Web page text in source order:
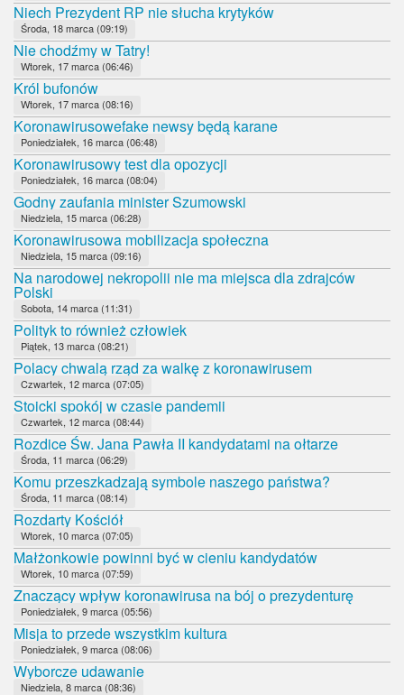
Niech Prezydent RP nie słucha krytyków
Środa, 18 marca (09:19)
Nie chodźmy w Tatry!
Wtorek, 17 marca (06:46)
Król bufonów
Wtorek, 17 marca (08:16)
Koronawirusowefake newsy będą karane
Poniedziałek, 16 marca (06:48)
Koronawirusowy test dla opozycji
Poniedziałek, 16 marca (08:04)
Godny zaufania minister Szumowski
Niedziela, 15 marca (06:28)
Koronawirusowa mobilizacja społeczna
Niedziela, 15 marca (09:16)
Na narodowej nekropolii nie ma miejsca dla zdrajców
Polski
Sobota, 14 marca (11:31)
Polityk to również człowiek
Piątek, 13 marca (08:21)
Polacy chwalą rząd za walkę z koronawirusem
Czwartek, 12 marca (07:05)
Stoicki spokój w czasie pandemii
Czwartek, 12 marca (08:44)
Rozdice Św. Jana Pawła II kandydatami na ołtarze
Środa, 11 marca (06:29)
Komu przeszkadzają symbole naszego państwa?
Środa, 11 marca (08:14)
Rozdarty Kościół
Wtorek, 10 marca (07:05)
Małżonkowie powinni być w cieniu kandydatów
Wtorek, 10 marca (07:59)
Znaczący wpływ koronawirusa na bój o prezydenturę
Poniedziałek, 9 marca (05:56)
Misja to przede wszystkim kultura
Poniedziałek, 9 marca (08:06)
Wyborcze udawanie
Niedziela, 8 marca (08:36)